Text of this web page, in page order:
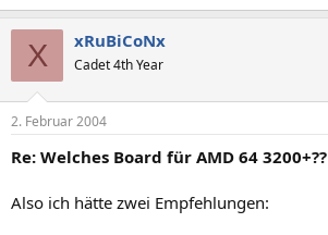
X xRuBiCoNx
Cadet 4th Year
2. Februar 2004
Re: Welches Board für AMD 64 3200+??
Also ich hätte zwei Empfehlungen: